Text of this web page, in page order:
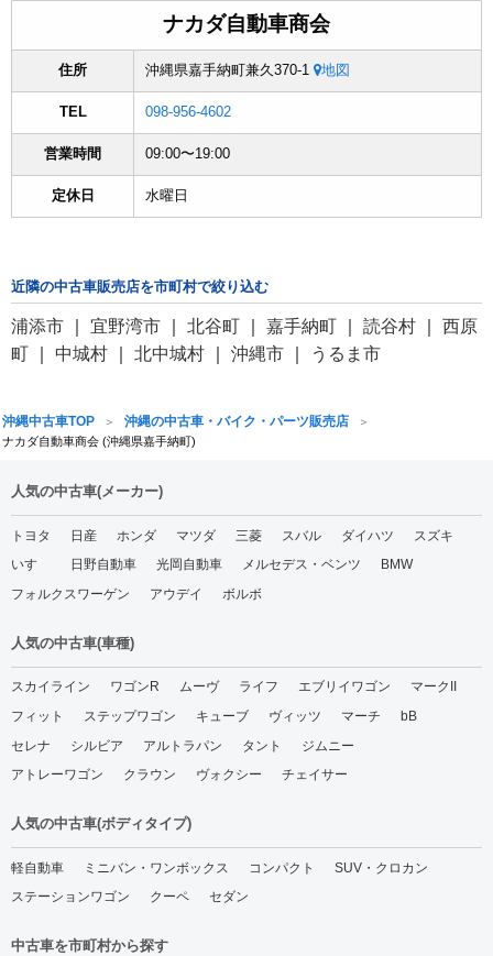
ナカダ自動車商会
住所 沖縄県嘉手納町兼久370-1 地図
TEL 098-956-4602
営業時間 09:00〜19:00
定休日 水曜日
近隣の中古車販売店を市町村で絞り込む
浦添市 宜野湾市 北谷町 嘉手納町 読谷村
西原
町
中城村 北中城村 沖縄市 うるま市
沖縄中古車TOP 沖縄の中古車・バイク・パーツ販売店
ナカダ自動車商会 (沖縄県嘉手納町)
人気の中古車(メーカー)
トヨタ 日産 ホンダ マツダ 三菱 スバル ダイハツ
スズキ
いすゞ
日野自動車 光岡自動車 メルセデス・ベンツ
BMW
フォルクスワーゲン
アウデイ ボルボ
人気の中古車(車種)
スカイライン ワゴンR ムーヴ ライフ エブリイワゴン
マークII
フィット
ステップワゴン キューブ ヴィッツ マーチ
bB
セレナ
シルビア アルトラパン タント
ジムニー
アトレーワゴン
クラウン ヴォクシー チェイサー
人気の中古車(ボディタイプ)
軽自動車 ミニバン・ワンボックス コンパクト
SUV・クロカン
ステーションワゴン
クーペ セダン
中古車を市町村から探す